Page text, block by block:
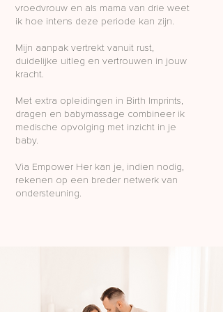
vroedvrouw en als mama van drie weet
ik hoe intens deze periode kan zijn.
Mijn aanpak vertrekt vanuit rust,
duidelijke uitleg en vertrouwen in jouw
kracht.
Met extra opleidingen in Birth Imprints,
dragen en babymassage combineer ik
medische opvolging met inzicht in je
baby.
Via Empower Her kan je, indien nodig,
rekenen op een breder netwerk van
ondersteuning.